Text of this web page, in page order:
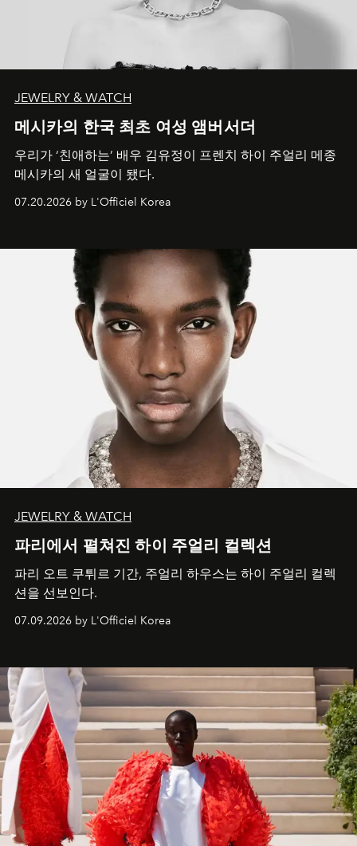
JEWELRY & WATCH
메시카의 한국 최초 여성 앰버서더
우리가 ‘친애하는’ 배우 김유정이 프렌치 하이 주얼리 메종
메시카의 새 얼굴이 됐다.
07.20.2026 by L'Officiel Korea
JEWELRY & WATCH
파리에서 펼쳐진 하이 주얼리 컬렉션
파리 오트 쿠튀르 기간, 주얼리 하우스는 하이 주얼리 컬렉
션을 선보인다.
07.09.2026 by L'Officiel Korea